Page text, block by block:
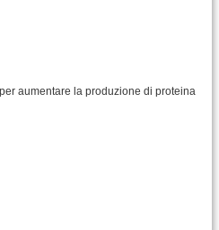
aumentare la produzione di proteina